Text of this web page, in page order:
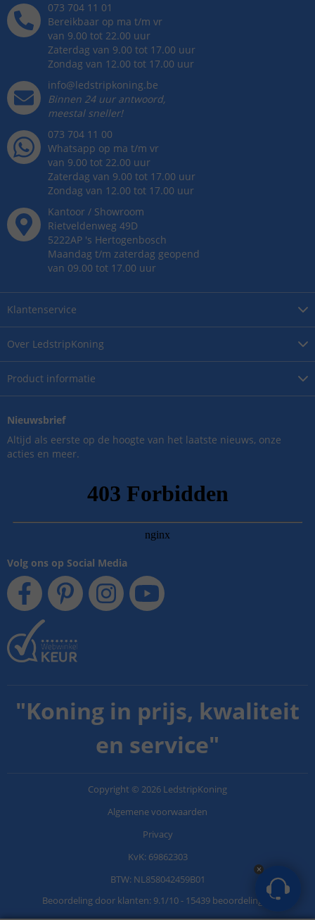
Over LedstripKoning
Product informatie
Klantenservice
073 704 11 01
Bereikbaar op ma t/m vr
van 9.00 tot 22.00 uur
Zaterdag van 9.00 tot 17.00 uur
Zondag van 12.00 tot 17.00 uur
info@ledstripkoning.be
Binnen 24 uur antwoord,
meestal sneller!
073 704 11 00
Whatsapp op ma t/m vr
van 9.00 tot 22.00 uur
Zaterdag van 9.00 tot 17.00 uur
Zondag van 12.00 tot 17.00 uur
Kantoor / Showroom
Rietveldenweg 49D
5222AP 's Hertogenbosch
Maandag t/m zaterdag geopend
van 09.00 tot 17.00 uur
Nieuwsbrief
Altijd als eerste op de hoogte van het laatste nieuws, onze
acties en meer.
Volg ons op Social Media
"Koning in prijs, kwaliteit
en service"
Copyright © 2026 LedstripKoning
Algemene voorwaarden
Privacy
KvK: 69862303
BTW: NL858042459B01
Beoordeling door klanten: 9.1/10- 15439 beoordelingen